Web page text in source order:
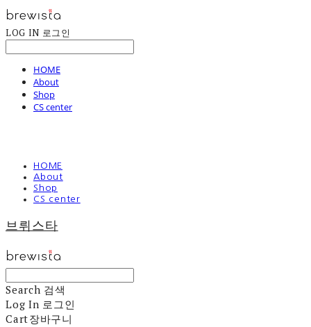
LOG IN 로그인
HOME
About
Shop
CS center
HOME
About
Shop
CS center
브뤼스타
Search 검색
Log In 로그인
Cart장바구니